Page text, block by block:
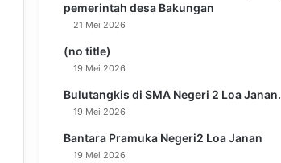
pemerintah desa Bakungan
21 Mei 2026
(no title)
19 Mei 2026
Bulutangkis di SMA Negeri 2 Loa Janan.
19 Mei 2026
Bantara Pramuka Negeri2 Loa Janan
19 Mei 2026